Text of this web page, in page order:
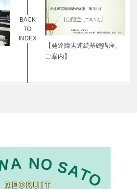
BACK
TO
INDEX
【発達障害連続基礎講座、
ご案内】